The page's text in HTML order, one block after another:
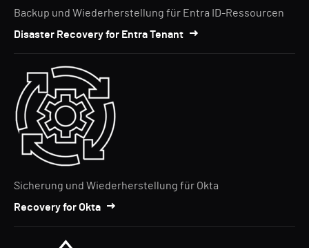
Backup und Wiederherstellung für Entra ID-Ressourcen
Disaster Recovery for Entra Tenant
Sicherung und Wiederherstellung für Okta
Recovery for Okta